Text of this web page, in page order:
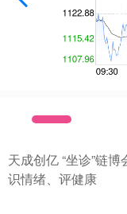
天成创亿 “坐诊”链博
识情绪、评健康